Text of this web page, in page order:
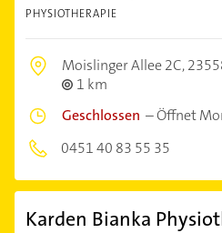
PHYSIOTHERAPIE
Moislinger Allee 2C,
1 km
Geschlossen –Öffnet
0451 40 83 55 35
Karden Bianka